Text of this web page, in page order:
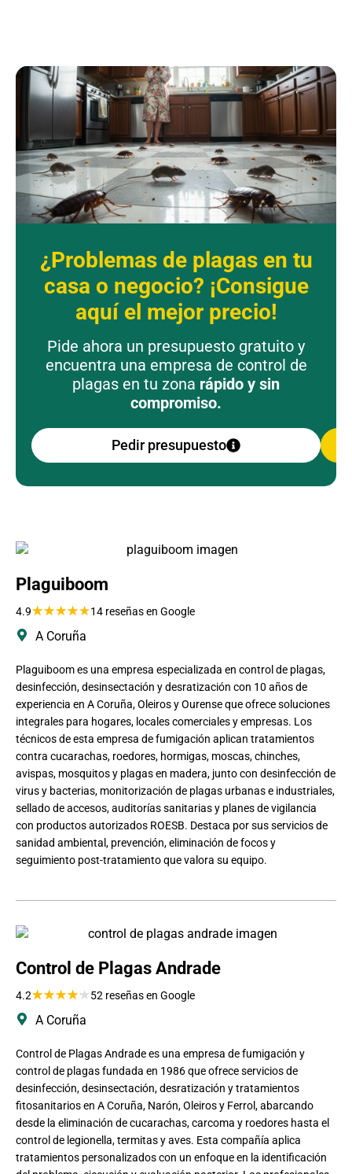
¿Problemas de plagas en tu
casa o negocio? ¡Consigue
aquí el mejor precio!
Pide ahora un presupuesto gratuito y
encuentra una empresa de control de
plagas en tu zona rápido y sin
compromiso.
Pedir presupuesto
Plaguiboom
4.9★★★★★14 reseñas en Google
A Coruña
Plaguiboom es una empresa especializada en control de plagas,
desinfección, desinsectación y desratización con 10 años de
experiencia en A Coruña, Oleiros y Ourense que ofrece soluciones
integrales para hogares, locales comerciales y empresas. Los
técnicos de esta empresa de fumigación aplican tratamientos
contra cucarachas, roedores, hormigas, moscas, chinches,
avispas, mosquitos y plagas en madera, junto con desinfección de
virus y bacterias, monitorización de plagas urbanas e industriales,
sellado de accesos, auditorías sanitarias y planes de vigilancia
con productos autorizados ROESB. Destaca por sus servicios de
sanidad ambiental, prevención, eliminación de focos y
seguimiento post-tratamiento que valora su equipo.
Control de Plagas Andrade
4.2★★★★★ 52 reseñas en Google
A Coruña
Control de Plagas Andrade es una empresa de fumigación y
control de plagas fundada en 1986 que ofrece servicios de
desinfección, desinsectación, desratización y tratamientos
fitosanitarios en A Coruña, Narón, Oleiros y Ferrol, abarcando
desde la eliminación de cucarachas, carcoma y roedores hasta el
control de legionella, termitas y aves. Esta compañía aplica
tratamientos personalizados con un enfoque en la identificación